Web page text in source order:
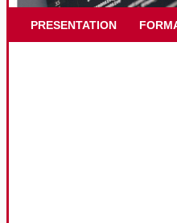
PRESENTATION